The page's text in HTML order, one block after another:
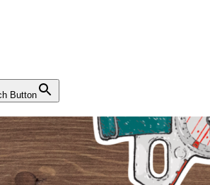
Button